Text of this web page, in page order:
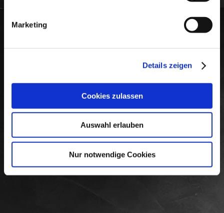
Marketing
Details zeigen
Cookies zulassen
Auswahl erlauben
Nur notwendige Cookies